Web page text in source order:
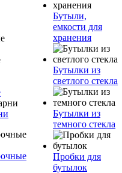
Бутыли,
емкости для
хранения
Бутылки из
светлого стекла
Бутылки из
темного стекла
Пробки для
бутылок